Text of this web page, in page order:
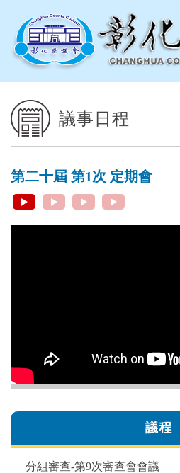
議事日程
第二十屆 第1次 定期會
議程
分組審查-第9次審查會會議